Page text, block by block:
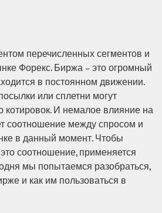
перечисленных сегментов и
Форекс. Биржа – это огромный
в постоянном движении.
или сплетни могут
котировок. И немалое влияние на
соотношение между спросом и
в данный момент. Чтобы
соотношение, применяется
мы попытаемся разобраться,
и как им пользоваться в